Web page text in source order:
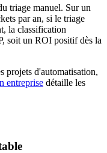
triage manuel. Sur un
par an, si le triage
la classification
soit un ROI positif dès la
projets d'automatisation,
entreprise détaille les